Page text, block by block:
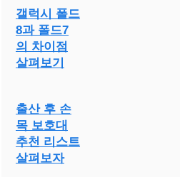
갤럭시 폴드
8과 폴드7
의 차이점
살펴보기
출산 후 손
목 보호대
추천 리스트
살펴보자